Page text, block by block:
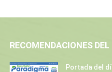
RECOMENDACIONES DEL
Portada del